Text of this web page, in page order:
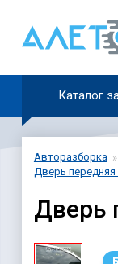
Каталог
Авторазборка
Дверь передняя
Дверь